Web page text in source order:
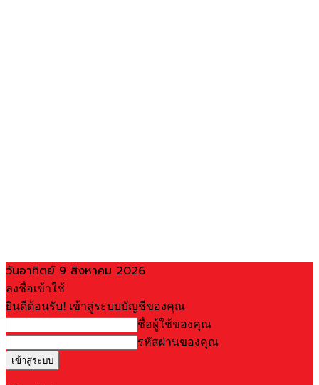
วันอาทิตย์ 9 สิงหาคม 2026
ลงชื่อเข้าใช้
ยินดีต้อนรับ! เข้าสู่ระบบบัญชีของคุณ
ชื่อผู้ใช้ของคุณ
รหัสผ่านของคุณ